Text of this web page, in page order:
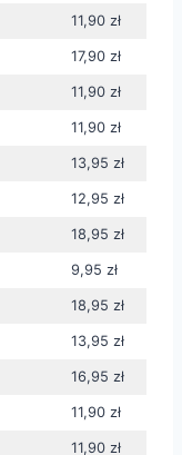
11,90 zł
17,90 zł
11,90 zł
11,90 zł
13,95 zł
12,95 zł
18,95 zł
9,95 zł
18,95 zł
13,95 zł
16,95 zł
11,90 zł
11,90 zł